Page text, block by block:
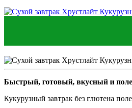
Быстрый, готовый, вкусный и
Кукурузный завтрак без глютена